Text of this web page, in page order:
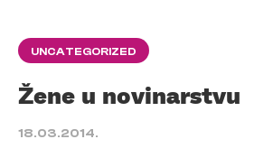
UNCATEGORIZED
Žene u novinarstvu
18.03.2014.